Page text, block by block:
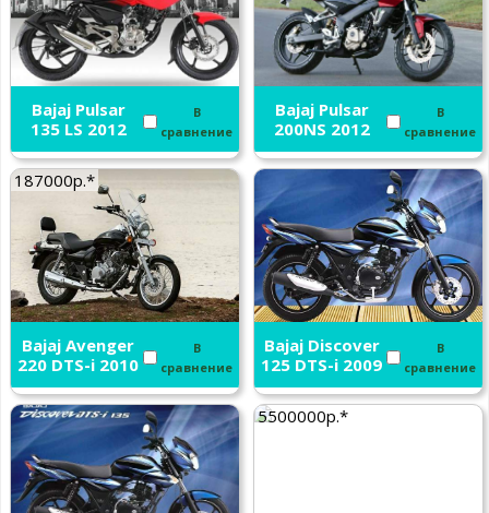
Bajaj Pulsar
135 LS 2012
В
сравнение
Bajaj Pulsar
200NS 2012
В
сравнение
187000р.*
Bajaj Avenger
220 DTS-i 2010
В
сравнение
Bajaj Discover
125 DTS-i 2009
В
сравнение
5500000р.*